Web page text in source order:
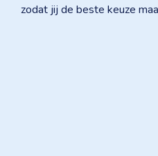
zodat jij de beste keuze